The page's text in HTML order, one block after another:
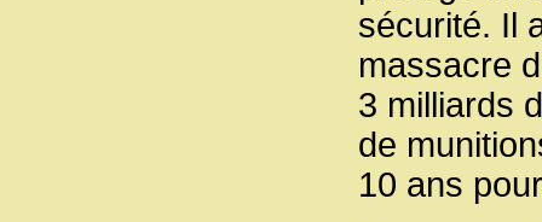
sécurité. Il
massacre
3 milliards
de
10 ans